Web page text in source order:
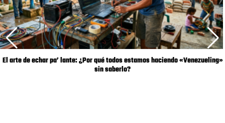
El arte de echar pa’ lante: ¿Por qué todos estamos haciendo «Venezueling»
sin saberlo?